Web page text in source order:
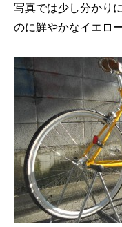
写真では少し分かり
のに鮮やかなイエロ